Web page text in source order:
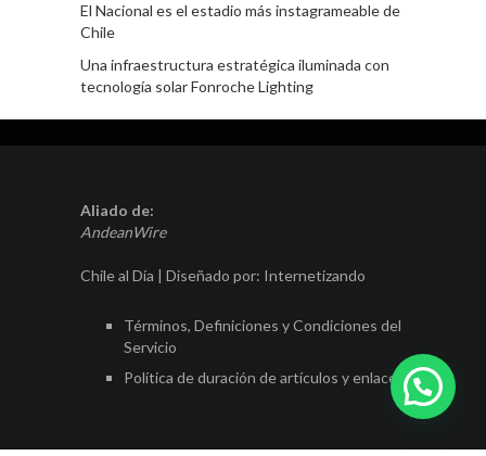
El Nacional es el estadio más instagrameable de
Chile
Una infraestructura estratégica iluminada con
tecnología solar Fonroche Lighting
Aliado de:
AndeanWire
Chile al Día | Diseñado por: Internetizando
Términos, Definiciones y Condiciones del
Servicio
Política de duración de artículos y enlaces